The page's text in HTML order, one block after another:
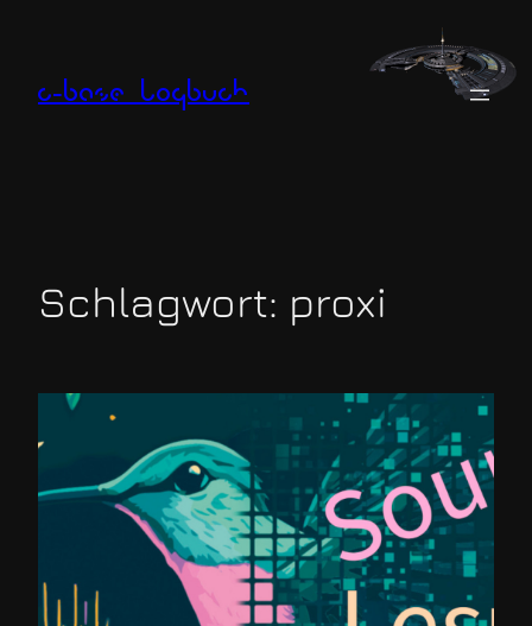
springen
c-base logbuch
Schlagwort: proxi